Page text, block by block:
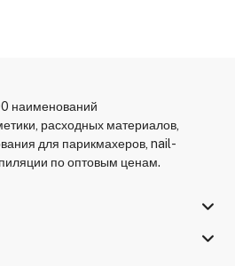
наименований
расходных материалов,
для парикмахеров, nail-
по оптовым ценам.